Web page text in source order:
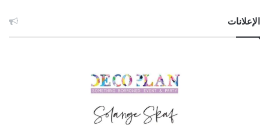
الإعلانات